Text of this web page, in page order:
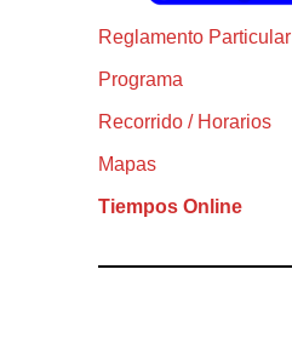
Reglamento Particular
Programa
Recorrido / Horarios
Mapas
Tiempos Online